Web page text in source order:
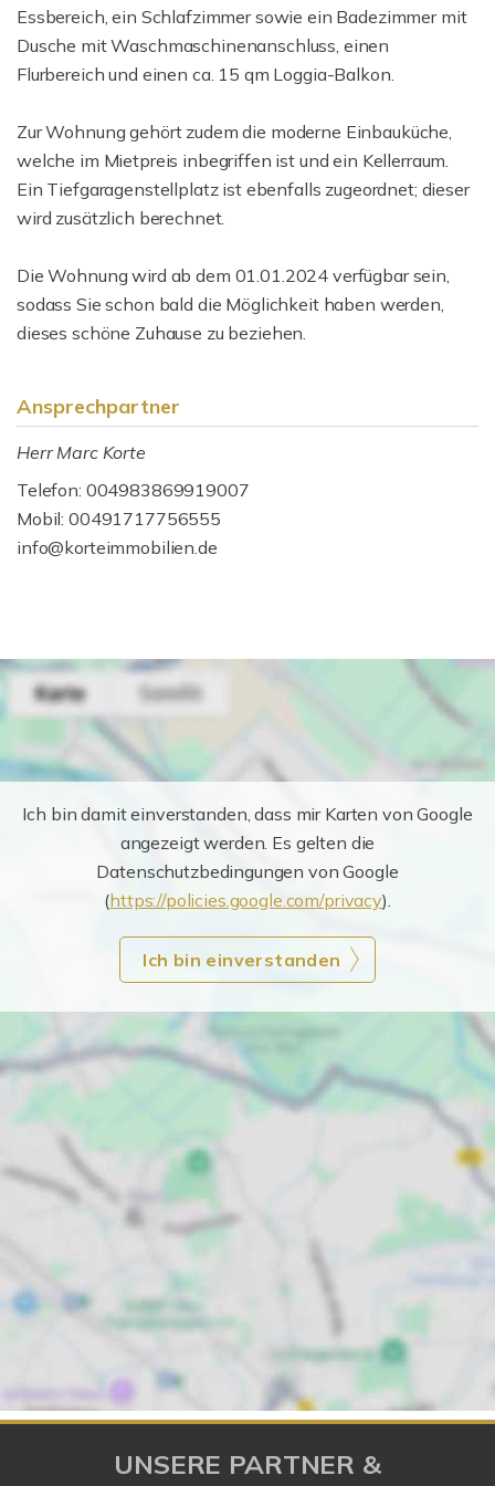
Essbereich, ein Schlafzimmer sowie ein Badezimmer mit
Dusche mit Waschmaschinenanschluss, einen
Flurbereich und einen ca. 15 qm Loggia-Balkon.
Zur Wohnung gehört zudem die moderne Einbauküche,
welche im Mietpreis inbegriffen ist und ein Kellerraum.
Ein Tiefgaragenstellplatz ist ebenfalls zugeordnet; dieser
wird zusätzlich berechnet.
Die Wohnung wird ab dem 01.01.2024 verfügbar sein,
sodass Sie schon bald die Möglichkeit haben werden,
dieses schöne Zuhause zu beziehen.
Ansprechpartner
Herr Marc Korte
Telefon: 004983869919007
Mobil: 00491717756555
info@korteimmobilien.de
Ich bin damit einverstanden, dass mir Karten von Google
angezeigt werden. Es gelten die
Datenschutzbedingungen von Google
(https://policies.google.com/privacy).
Ich bin einverstanden
UNSERE PARTNER &